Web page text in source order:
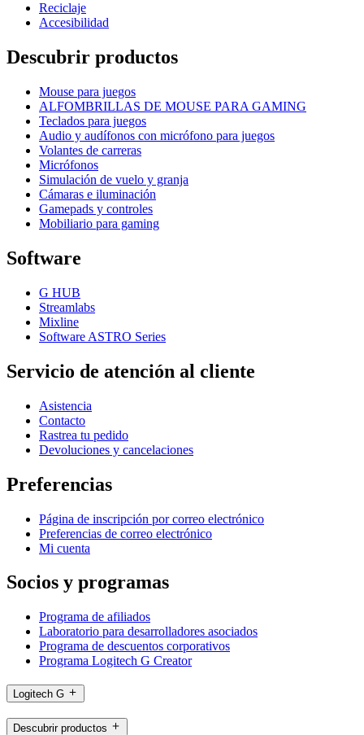
Reciclaje
Accesibilidad
Descubrir productos
Mouse para juegos
ALFOMBRILLAS DE MOUSE PARA GAMING
Teclados para juegos
Audio y audífonos con micrófono para juegos
Volantes de carreras
Micrófonos
Simulación de vuelo y granja
Cámaras e iluminación
Gamepads y controles
Mobiliario para gaming
Software
G HUB
Streamlabs
Mixline
Software ASTRO Series
Servicio de atención al cliente
Asistencia
Contacto
Rastrea tu pedido
Devoluciones y cancelaciones
Preferencias
Página de inscripción por correo electrónico
Preferencias de correo electrónico
Mi cuenta
Socios y programas
Programa de afiliados
Laboratorio para desarrolladores asociados
Programa de descuentos corporativos
Programa Logitech G Creator
Logitech G
Descubrir productos